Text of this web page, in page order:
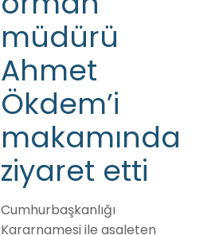
müdürü
Ahmet
Ökdem’i
makamında
ziyaret etti
Cumhurbaşkanlığı
Kararnamesi ile asaleten